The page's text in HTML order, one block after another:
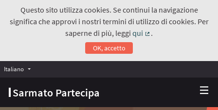
Questo sito utilizza cookies. Se continui la navigazione
significa che approvi i nostri termini di utilizzo di cookies. Per
saperne di più, leggiqui
.
OK, accetto
Sarmato Partecipa
Italiano Choose language